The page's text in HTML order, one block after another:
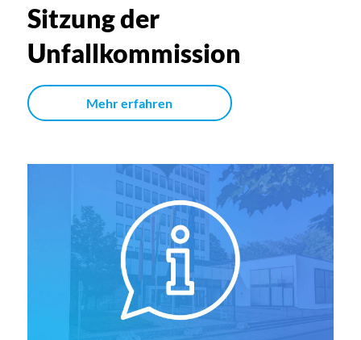
Sitzung der
Unfallkommission
Mehr erfahren